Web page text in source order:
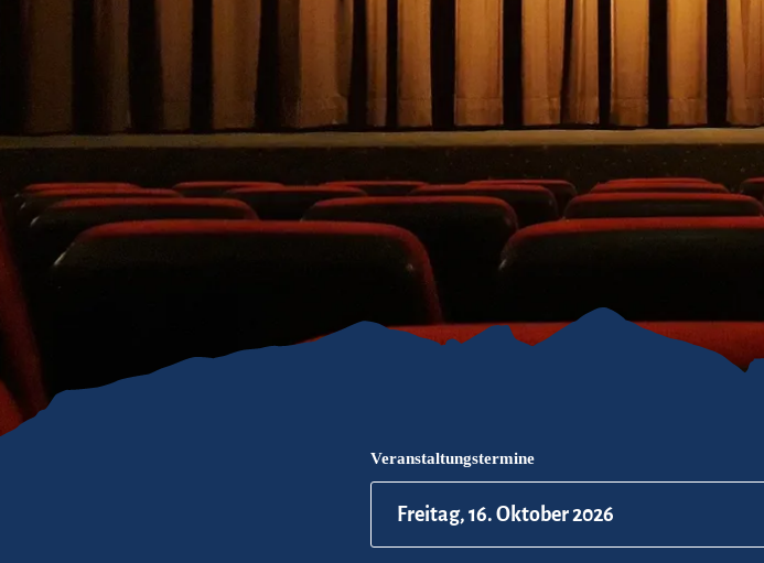
Gleitschirmfliegen &
Luftsport
Interaktive Vollbildkarte
Barrierefreiheit im
Chiemgau G'schichten
Veranstaltungstermine
Freitag, 16. Oktober 2026